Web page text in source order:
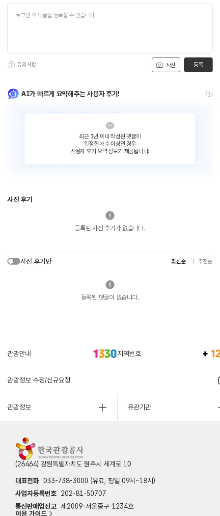
사진
유의사항 등록
AI가 빠르게 요약해주는 사용자 후기!
최근 3년 이내 작성된 댓글이
일정한 개수 이상인 경우
사용자 후기 요약 정보가 제공됩니다.
사진 후기
등록된 사진 후기가 없습니다.
사진 후기만 최신순 추천순
등록된 댓글이 없습니다.
관광안내 지역번호
관광정보 수정/신규요청
관광정보 유관기관
(26464) 강원특별자치도 원주시 세계로 10
대표전화 033-738-3000 (유료, 평일 09시~18시)
사업자등록번호
202-81-50707
통신판매업신고 제2009-서울중구-1234호
이용 가이드